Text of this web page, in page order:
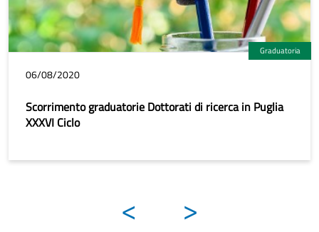
Graduatoria
06/08/2020
Scorrimento graduatorie Dottorati di ricerca in Puglia
XXXVI Ciclo
< >